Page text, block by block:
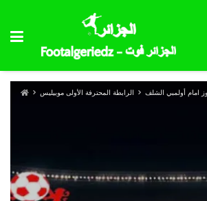
الرابطة المحترفة الأولى موبيليس بالفوز امام أولمبي الشلف